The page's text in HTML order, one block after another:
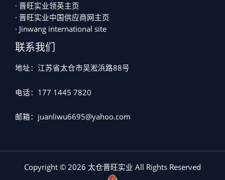
· 晋旺实业领英主页
· 晋旺实业中国供应商网主页
· Jinwang international site
联系我们
地址：江苏省太仓市吴淞浜路88号
电话：177 1445 7820
邮箱：juanliwu6695@yahoo.com
Copyright © 2026 太仓晋旺实业 All Rights Reserved